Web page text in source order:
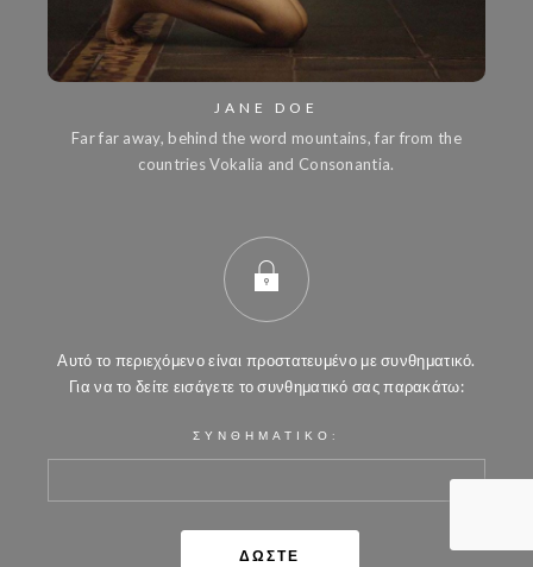
JANE DOE
Far far away, behind the word mountains, far from the
countries Vokalia and Consonantia.
Αυτό το περιεχόμενο είναι προστατευμένο με συνθηματικό.
Για να το δείτε εισάγετε το συνθηματικό σας παρακάτω:
ΣΥΝΘΗΜΑΤΙΚΌ: